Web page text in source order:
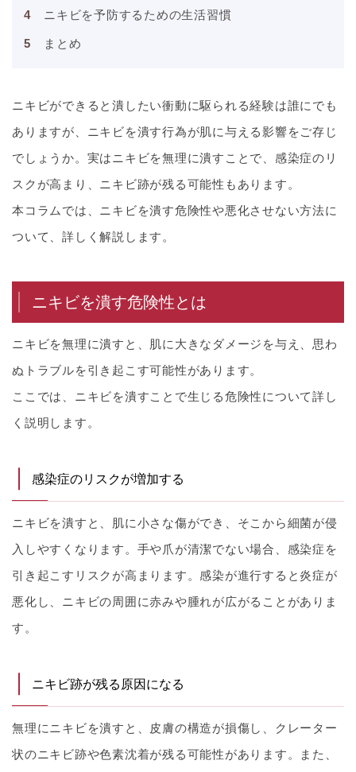
ニキビを予防するための生活習慣
まとめ
ニキビができると潰したい衝動に駆られる経験は誰にでも
ありますが、ニキビを潰す行為が肌に与える影響をご存じ
でしょうか。実はニキビを無理に潰すことで、感染症のリ
スクが高まり、ニキビ跡が残る可能性もあります。
本コラムでは、ニキビを潰す危険性や悪化させない方法に
ついて、詳しく解説します。
ニキビを潰す危険性とは
ニキビを無理に潰すと、肌に大きなダメージを与え、思わ
ぬトラブルを引き起こす可能性があります。
ここでは、ニキビを潰すことで生じる危険性について詳し
く説明します。
感染症のリスクが増加する
ニキビを潰すと、肌に小さな傷ができ、そこから細菌が侵
入しやすくなります。手や爪が清潔でない場合、感染症を
引き起こすリスクが高まります。感染が進行すると炎症が
悪化し、ニキビの周囲に赤みや腫れが広がることがありま
す。
ニキビ跡が残る原因になる
無理にニキビを潰すと、皮膚の構造が損傷し、クレーター
状のニキビ跡や色素沈着が残る可能性があります。また、